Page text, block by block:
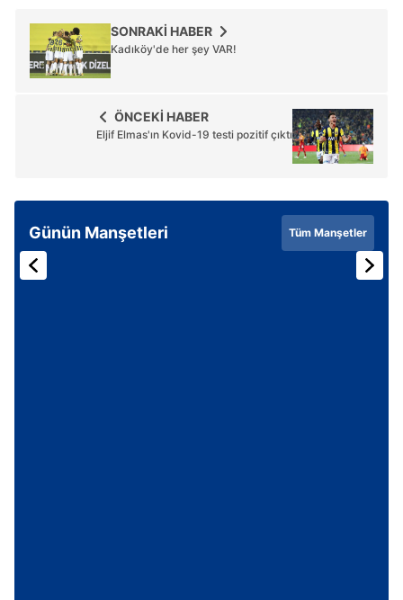
SONRAKİ HABER
Kadıköy'de her şey VAR!
ÖNCEKİ HABER
Eljif Elmas'ın Kovid-19 testi pozitif çıktı
Günün Manşetleri Tüm Manşetler